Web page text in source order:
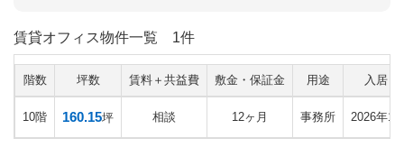
賃貸オフィス物件一覧 1件
階数 坪数 賃料＋共益費 敷金・保証金 用途 入居日
10階 160.15坪 相談 12ヶ月 事務所 2026年12